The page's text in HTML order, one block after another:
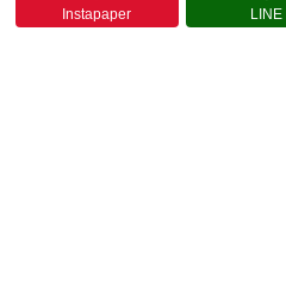
Instapaper LINE